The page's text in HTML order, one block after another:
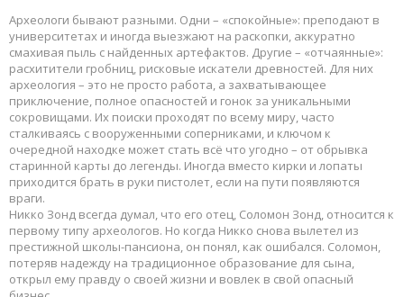
Археологи бывают разными. Одни – «спокойные»: преподают в
университетах и иногда выезжают на раскопки, аккуратно
смахивая пыль с найденных артефактов. Другие – «отчаянные»:
расхитители гробниц, рисковые искатели древностей. Для них
археология – это не просто работа, а захватывающее
приключение, полное опасностей и гонок за уникальными
сокровищами. Их поиски проходят по всему миру, часто
сталкиваясь с вооруженными соперниками, и ключом к
очередной находке может стать всё что угодно – от обрывка
старинной карты до легенды. Иногда вместо кирки и лопаты
приходится брать в руки пистолет, если на пути появляются
враги.
Никко Зонд всегда думал, что его отец, Соломон Зонд, относится к
первому типу археологов. Но когда Никко снова вылетел из
престижной школы-пансиона, он понял, как ошибался. Соломон,
потеряв надежду на традиционное образование для сына,
открыл ему правду о своей жизни и вовлек в свой опасный